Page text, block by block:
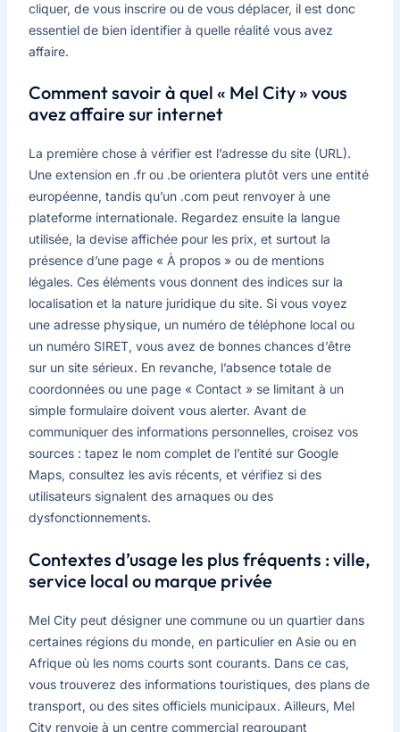
cliquer, de vous inscrire ou de vous déplacer, il est donc
essentiel de bien identifier à quelle réalité vous avez
affaire.
Comment savoir à quel « Mel City » vous
avez affaire sur internet
La première chose à vérifier est l’adresse du site (URL).
Une extension en .fr ou .be orientera plutôt vers une entité
européenne, tandis qu’un .com peut renvoyer à une
plateforme internationale. Regardez ensuite la langue
utilisée, la devise affichée pour les prix, et surtout la
présence d’une page « À propos » ou de mentions
légales. Ces éléments vous donnent des indices sur la
localisation et la nature juridique du site. Si vous voyez
une adresse physique, un numéro de téléphone local ou
un numéro SIRET, vous avez de bonnes chances d’être
sur un site sérieux. En revanche, l’absence totale de
coordonnées ou une page « Contact » se limitant à un
simple formulaire doivent vous alerter. Avant de
communiquer des informations personnelles, croisez vos
sources : tapez le nom complet de l’entité sur Google
Maps, consultez les avis récents, et vérifiez si des
utilisateurs signalent des arnaques ou des
dysfonctionnements.
Contextes d’usage les plus fréquents : ville,
service local ou marque privée
Mel City peut désigner une commune ou un quartier dans
certaines régions du monde, en particulier en Asie ou en
Afrique où les noms courts sont courants. Dans ce cas,
vous trouverez des informations touristiques, des plans de
transport, ou des sites officiels municipaux. Ailleurs, Mel
City renvoie à un centre commercial regroupant